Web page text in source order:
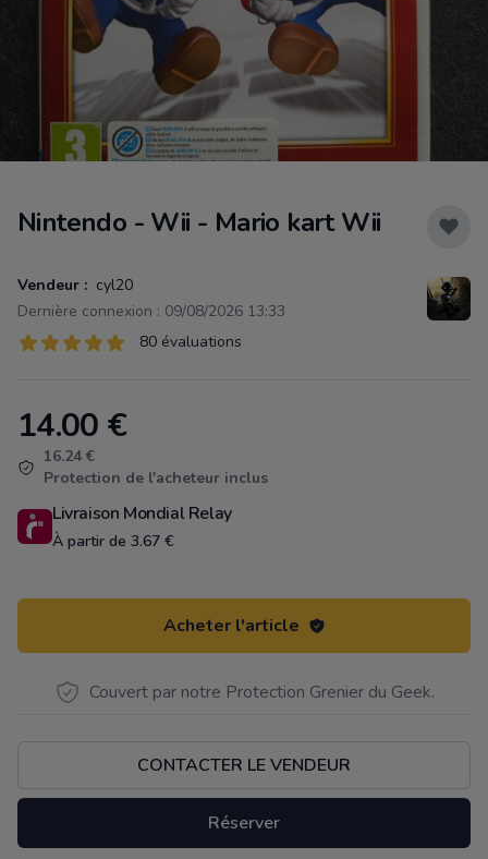
Nintendo - Wii - Mario kart Wii
Vendeur : cyl20
Dernière connexion : 09/08/2026 13:33
Évaluations
80 sur 5 étoiles 80 évaluations
Product information
14.00 €
16.24 €
Protection de l'acheteur inclus
Livraison Mondial Relay
À partir de 3.67 €
Acheter l'article
Couvert par notre Protection Grenier du Geek.
CONTACTER LE VENDEUR
Réserver